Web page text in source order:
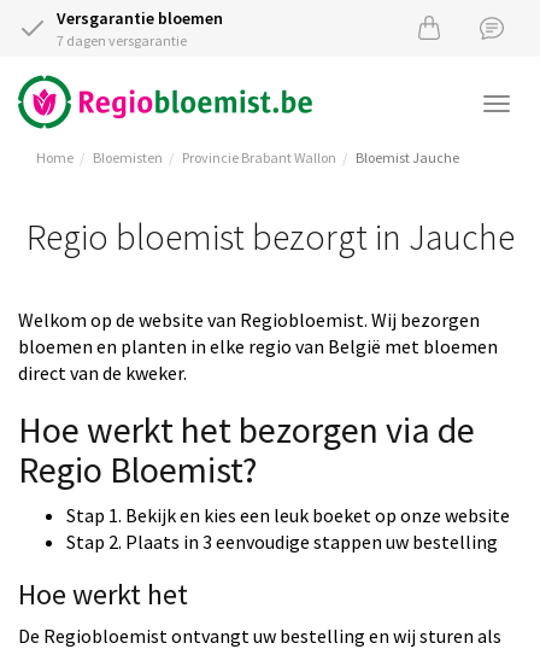
Versgarantie bloemen
7 dagen versgarantie
Home Bloemisten Provincie Brabant Wallon Bloemist Jauche
Regio bloemist bezorgt in Jauche
Welkom op de website van Regiobloemist. Wij bezorgen
bloemen en planten in elke regio van België met bloemen
direct van de kweker.
Hoe werkt het bezorgen via de
Regio Bloemist?
Stap 1. Bekijk en kies een leuk boeket op onze website
Stap 2. Plaats in 3 eenvoudige stappen uw bestelling
Hoe werkt het
De Regiobloemist ontvangt uw bestelling en wij sturen als